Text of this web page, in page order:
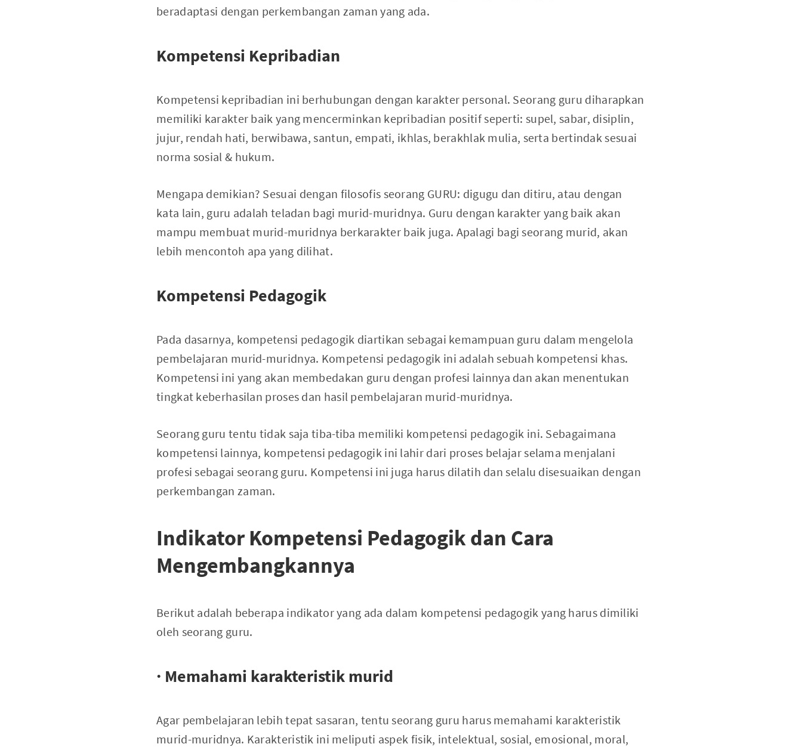
beradaptasi dengan perkembangan zaman yang ada.
Kompetensi Kepribadian
Kompetensi kepribadian ini berhubungan dengan karakter personal. Seorang guru diharapkan
memiliki karakter baik yang mencerminkan kepribadian positif seperti: supel, sabar, disiplin,
jujur, rendah hati, berwibawa, santun, empati, ikhlas, berakhlak mulia, serta bertindak sesuai
norma sosial & hukum.
Mengapa demikian? Sesuai dengan filosofis seorang GURU: digugu dan ditiru, atau dengan
kata lain, guru adalah teladan bagi murid-muridnya. Guru dengan karakter yang baik akan
mampu membuat murid-muridnya berkarakter baik juga. Apalagi bagi seorang murid, akan
lebih mencontoh apa yang dilihat.
Kompetensi Pedagogik
Pada dasarnya, kompetensi pedagogik diartikan sebagai kemampuan guru dalam mengelola
pembelajaran murid-muridnya. Kompetensi pedagogik ini adalah sebuah kompetensi khas.
Kompetensi ini yang akan membedakan guru dengan profesi lainnya dan akan menentukan
tingkat keberhasilan proses dan hasil pembelajaran murid-muridnya.
Seorang guru tentu tidak saja tiba-tiba memiliki kompetensi pedagogik ini. Sebagaimana
kompetensi lainnya, kompetensi pedagogik ini lahir dari proses belajar selama menjalani
profesi sebagai seorang guru. Kompetensi ini juga harus dilatih dan selalu disesuaikan dengan
perkembangan zaman.
Indikator Kompetensi Pedagogik dan Cara
Mengembangkannya
Berikut adalah beberapa indikator yang ada dalam kompetensi pedagogik yang harus dimiliki
oleh seorang guru.
· Memahami karakteristik murid
Agar pembelajaran lebih tepat sasaran, tentu seorang guru harus memahami karakteristik
murid-muridnya. Karakteristik ini meliputi aspek fisik, intelektual, sosial, emosional, moral,